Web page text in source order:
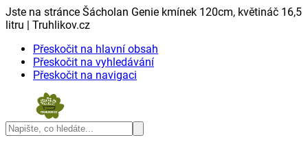
Jste na stránce Šácholan Genie kmínek 120cm, květináč 16,5
litru | Truhlikov.cz
Přeskočit na hlavní obsah
Přeskočit na vyhledávání
Přeskočit na navigaci